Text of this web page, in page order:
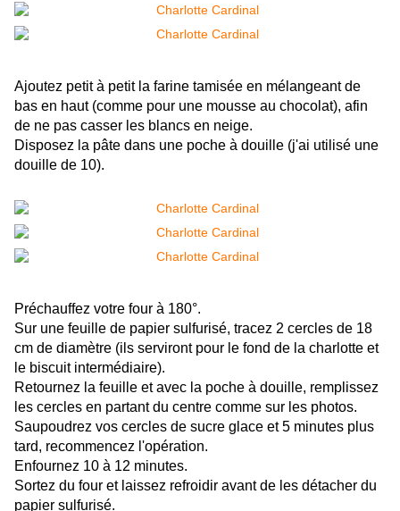
Ajoutez petit à petit la farine tamisée en mélangeant de
bas en haut (comme pour une mousse au chocolat), afin
de ne pas casser les blancs en neige.
Disposez la pâte dans une poche à douille (j'ai utilisé une
douille de 10).
Préchauffez votre four à 180°.
Sur une feuille de papier sulfurisé, tracez 2 cercles de 18
cm de diamètre (ils serviront pour le fond de la charlotte et
le biscuit intermédiaire).
Retournez la feuille et avec la poche à douille, remplissez
les cercles en partant du centre comme sur les photos.
Saupoudrez vos cercles de sucre glace et 5 minutes plus
tard, recommencez l'opération.
Enfournez 10 à 12 minutes.
Sortez du four et laissez refroidir avant de les détacher du
papier sulfurisé.